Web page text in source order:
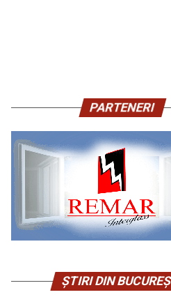
PARTENERI
ȘTIRI DIN